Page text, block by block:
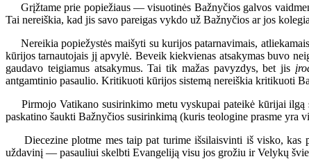
Grįžtame prie popiežiaus — visuotinės Bažnyčios galvos
Tai nereiškia, kad jis savo pareigas vykdo už Bažnyčios ar jos
Nereikia popiežystės maišyti su kurijos patarnavimais,
kūrijos tarnautojais jį apvylė. Beveik kiekvienas atsakymas buvo
gaudavo teigiamus atsakymus. Tai tik mažas pavyzdys, bet jis
antgamtinio pasaulio. Kritikuoti kūrijos sistemą nereiškia kritikuoti
Pirmojo Vatikano susirinkimo metu vyskupai pateikė kūrijai ilgą
paskatino šaukti Bažnyčios susirinkimą (kuris teologine prasme
Diecezine plotme mes taip pat turime išsilaisvinti iš visko, kas
uždavinį — pasauliui skelbti Evangeliją visu jos grožiu ir Velykų